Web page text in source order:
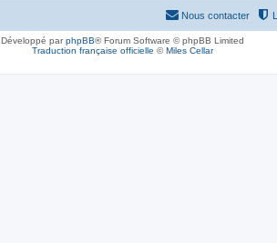
Nous contacter
Développé parphpBB® Forum Software © phpBB Limited
Traduction française officielle ©Miles Cellar